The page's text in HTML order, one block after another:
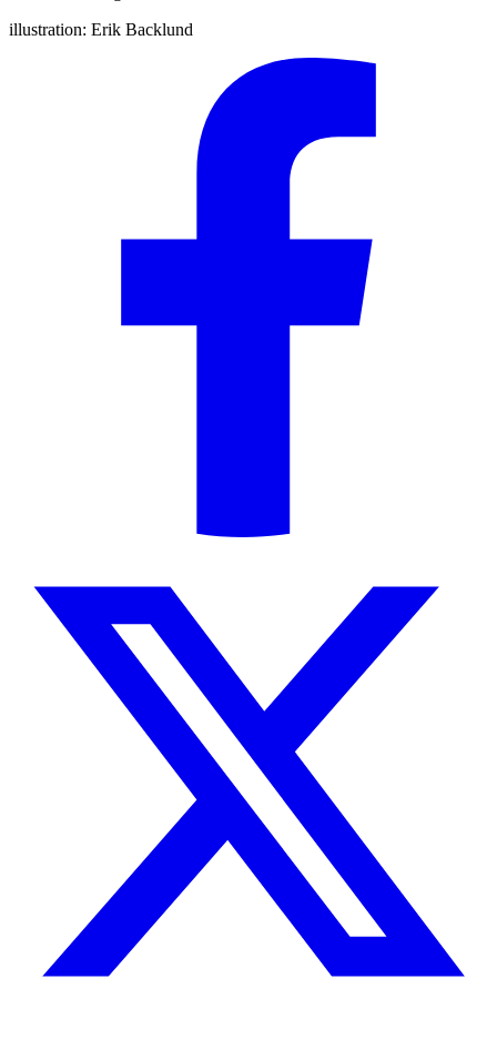
illustration: Erik Backlund